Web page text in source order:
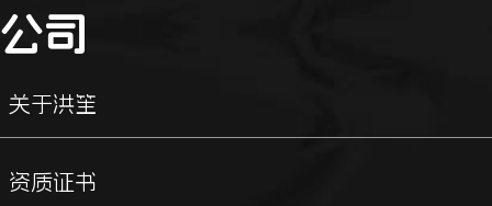
公司
关于洪笙
资质证书